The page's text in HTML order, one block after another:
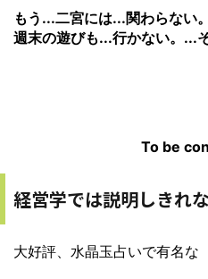
もう...二宮には...関わらない。
週末の遊びも...行かない。...
To be
経営学では説明しきれ
大好評、水晶玉占いで有名な